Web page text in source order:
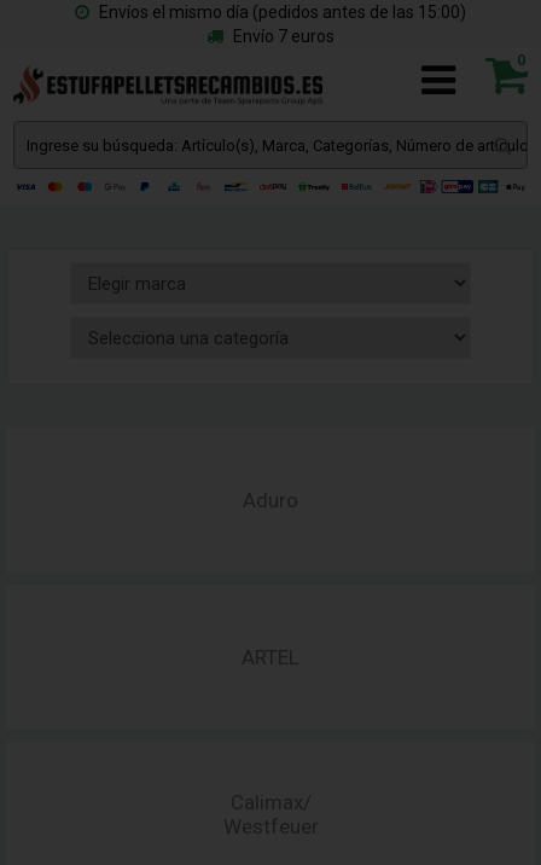
Envíos el mismo día (pedidos antes de las 15:00)
Envío 7 euros
0
Aduro
ARTEL
Calimax/
Westfeuer